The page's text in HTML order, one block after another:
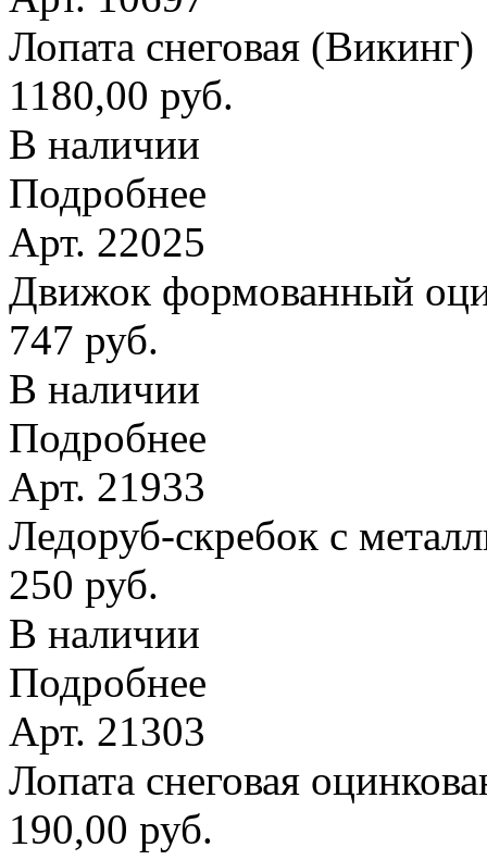
Лопата снеговая
1180,00 руб.
В наличии
Подробнее
Арт. 22025
Движок формованный
747 руб.
В наличии
Подробнее
Арт. 21933
Ледоруб-скребок с
250 руб.
В наличии
Подробнее
Арт. 21303
Лопата снеговая
190,00 руб.